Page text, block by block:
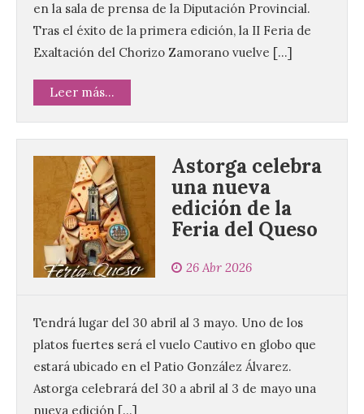
en la sala de prensa de la Diputación Provincial.
Tras el éxito de la primera edición, la II Feria de
Exaltación del Chorizo Zamorano vuelve […]
Leer más...
Astorga celebra
una nueva
edición de la
Feria del Queso
26 Abr 2026
Tendrá lugar del 30 abril al 3 mayo. Uno de los
platos fuertes será el vuelo Cautivo en globo que
estará ubicado en el Patio González Álvarez.
Astorga celebrará del 30 a abril al 3 de mayo una
nueva edición […]